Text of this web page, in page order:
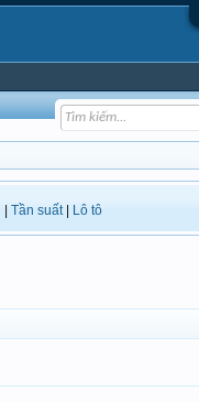
Tần suất| Lô tô